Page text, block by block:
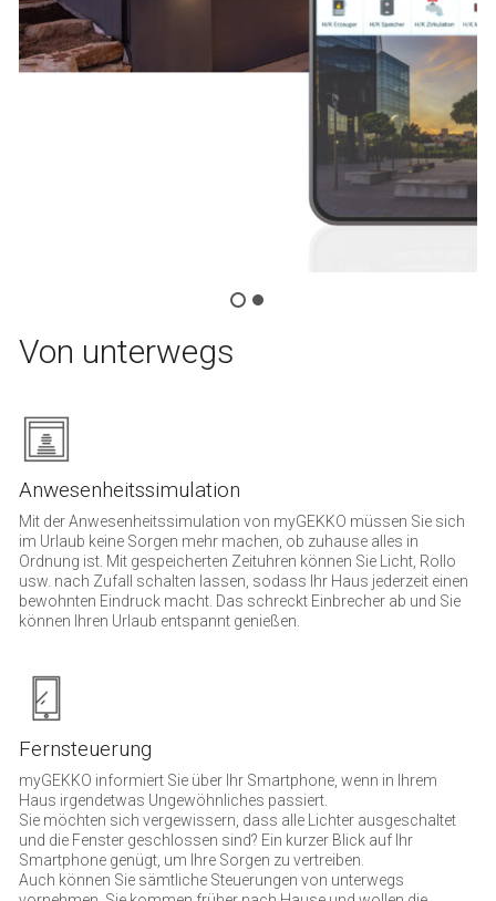
Von unterwegs
Anwesenheitssimulation
Mit der Anwesenheitssimulation von myGEKKO müssen Sie sich
im Urlaub keine Sorgen mehr machen, ob zuhause alles in
Ordnung ist. Mit gespeicherten Zeituhren können Sie Licht, Rollo
usw. nach Zufall schalten lassen, sodass Ihr Haus jederzeit einen
bewohnten Eindruck macht. Das schreckt Einbrecher ab und Sie
können Ihren Urlaub entspannt genießen.
Fernsteuerung
myGEKKO informiert Sie über Ihr Smartphone, wenn in Ihrem
Haus irgendetwas Ungewöhnliches passiert.
Sie möchten sich vergewissern, dass alle Lichter ausgeschaltet
und die Fenster geschlossen sind? Ein kurzer Blick auf Ihr
Smartphone genügt, um Ihre Sorgen zu vertreiben.
Auch können Sie sämtliche Steuerungen von unterwegs